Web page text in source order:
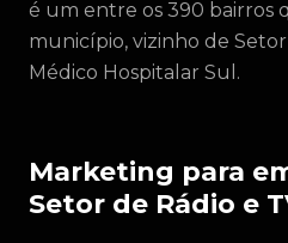
é um entre os 390 bairros
município, vizinho de
Médico Hospitalar Sul.
Marketing para
Setor de Rádio e